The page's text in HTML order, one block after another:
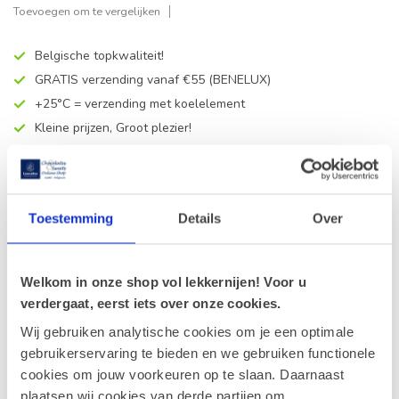
Toestemming Details Over
Welkom in onze shop vol lekkernijen! Voor u
verdergaat, eerst iets over onze cookies.
Wij gebruiken analytische cookies om je een optimale
gebruikerservaring te bieden en we gebruiken functionele
cookies om jouw voorkeuren op te slaan. Daarnaast
plaatsen wij cookies van derde partijen om
Toevoegen om te vergelijken
Belgische topkwaliteit!
GRATIS verzending vanaf €55 (BENELUX)
+25°C = verzending met koelelement
Kleine prijzen, Groot plezier!
Leonidas Reep Melk -
Hazelnootpraliné 50g
Op voorraad
Leonidas Reep Puur - Praliné